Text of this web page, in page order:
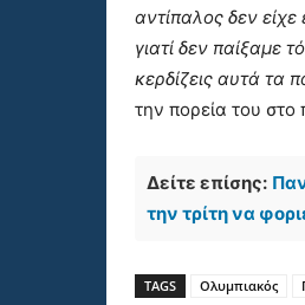
αντίπαλος δεν
γιατί δεν παίξαμε
κερδίζεις αυτά τα
την πορεία του
Δείτε επίσης:
την τρίτη να
TAGS Ολυμπιακός